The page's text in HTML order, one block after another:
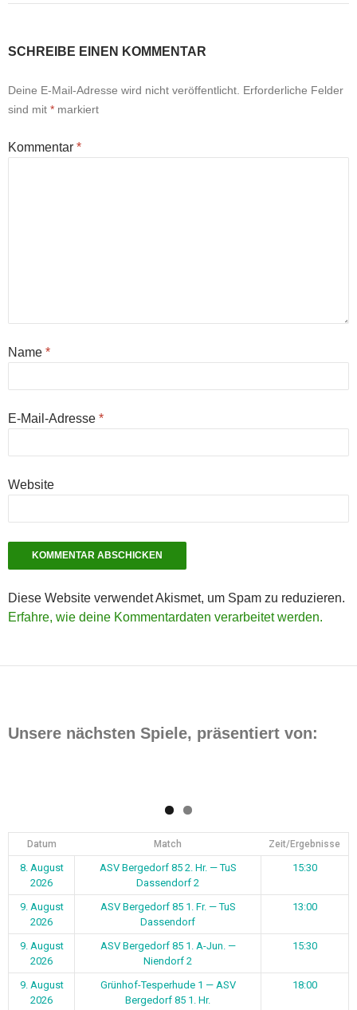
SCHREIBE EINEN KOMMENTAR
Deine E-Mail-Adresse wird nicht veröffentlicht. Erforderliche Felder
sind mit * markiert
Kommentar *
Name *
E-Mail-Adresse *
Website
Diese Website verwendet Akismet, um Spam zu reduzieren.
Erfahre, wie deine Kommentardaten verarbeitet werden.
Unsere nächsten Spiele, präsentiert von:
Datum Match Zeit/Ergebnisse
8. August
2026
ASV Bergedorf 85 2. Hr. — TuS
Dassendorf 2
15:30
9. August
2026
ASV Bergedorf 85 1. Fr. — TuS
Dassendorf
13:00
9. August
2026
ASV Bergedorf 85 1. A-Jun. —
Niendorf 2
15:30
9. August
2026
Grünhof-Tesperhude 1 — ASV
Bergedorf 85 1. Hr.
18:00